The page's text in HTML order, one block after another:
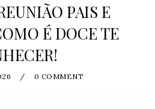
PAIS E
É DOCE TE
/ 0 COMMENT